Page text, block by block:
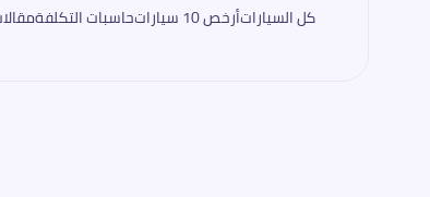
كل السياراتأرخص 10 سيارات حاسبات التكلفة